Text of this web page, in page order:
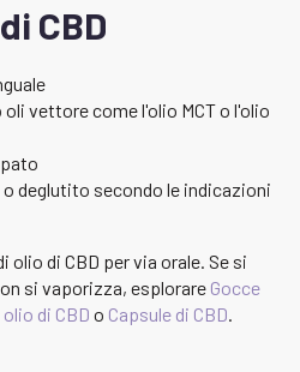
CBD
vettore come l'olio MCT o l'olio
deglutito secondo le indicazioni
olio di CBD per via orale. Se si
si vaporizza, esplorare Gocce
di CBD o Capsule di CBD.